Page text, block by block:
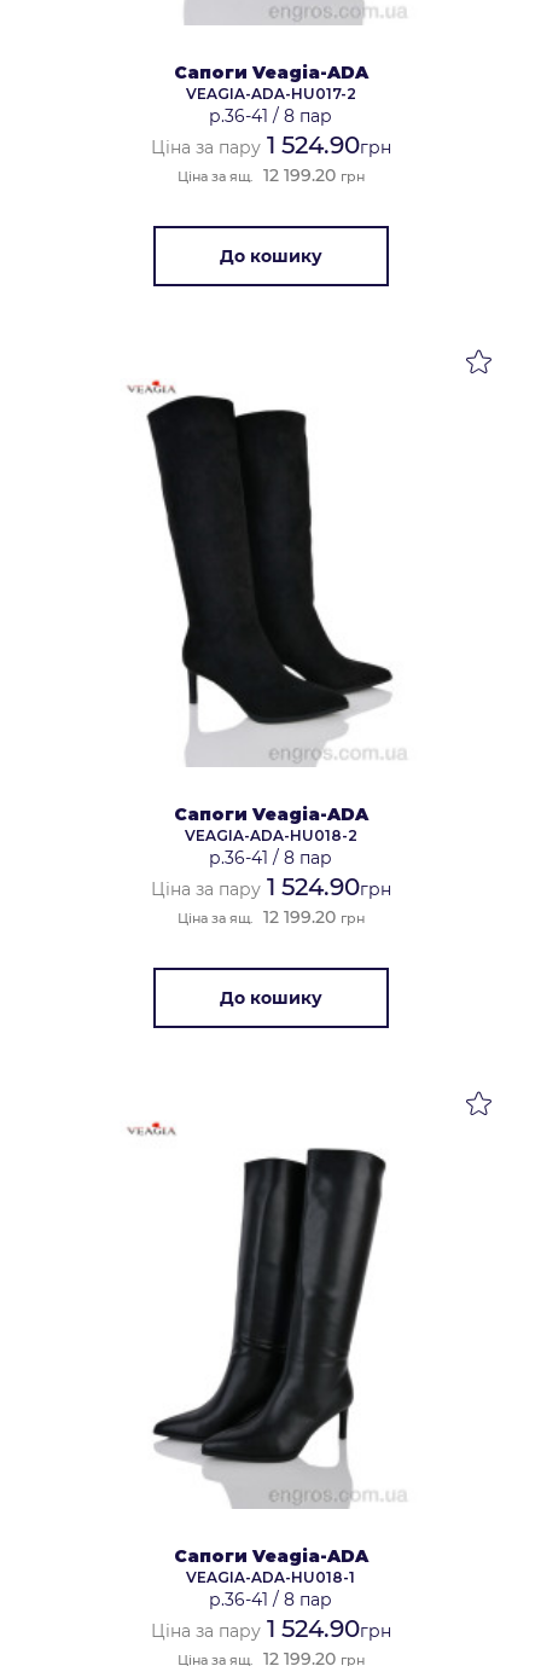
Сапоги Veagia-ADA
VEAGIA-ADA-HU017-2
р.36-41 / 8 пар
Ціна за пару1 524.90грн
Ціна за ящ. 12 199.20 грн
До кошику
Сапоги Veagia-ADA
VEAGIA-ADA-HU018-2
р.36-41 / 8 пар
Ціна за пару1 524.90грн
Ціна за ящ. 12 199.20 грн
До кошику
Сапоги Veagia-ADA
VEAGIA-ADA-HU018-1
р.36-41 / 8 пар
Ціна за пару1 524.90грн
Ціна за ящ. 12 199.20 грн